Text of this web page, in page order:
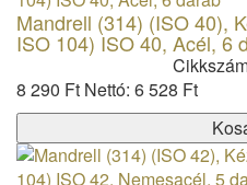
Mandrell (314) (ISO 40),
ISO 104) ISO 40, Acél, 6
8 290 Ft Nettó: 6 528 Ft